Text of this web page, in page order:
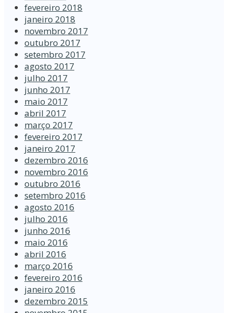
fevereiro 2018
janeiro 2018
novembro 2017
outubro 2017
setembro 2017
agosto 2017
julho 2017
junho 2017
maio 2017
abril 2017
março 2017
fevereiro 2017
janeiro 2017
dezembro 2016
novembro 2016
outubro 2016
setembro 2016
agosto 2016
julho 2016
junho 2016
maio 2016
abril 2016
março 2016
fevereiro 2016
janeiro 2016
dezembro 2015